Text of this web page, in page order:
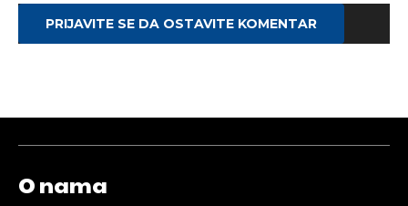
PRIJAVITE SE DA OSTAVITE KOMENTAR
O nama